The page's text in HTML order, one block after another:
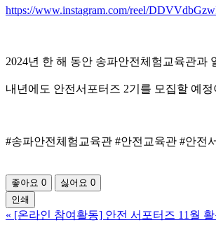
https://www.instagram.com/reel/
2024년 한 해 동안 송파안전체험교육관
내년에도 안전서포터즈 2기를 모집할 예
#송파안전체험교육관 #안전교육관 #안전
좋아요 0 싫어요 0
인쇄
« [온라인 참여활동] 안전 서포터즈 11월